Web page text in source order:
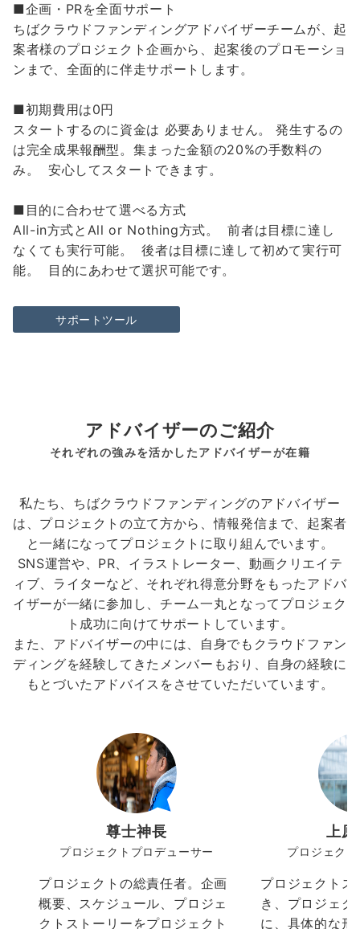
■企画・PRを全面サポート
ちばクラウドファンディングアドバイザーチームが、起
案者様のプロジェクト企画から、起案後のプロモーショ
ンまで、全面的に伴走サポートします。
■初期費用は0円
スタートするのに資金は 必要ありません。 発生するの
は完全成果報酬型。集まった金額の20%の手数料の
み。 安心してスタートできます。
■目的に合わせて選べる方式
All-in方式とAll or Nothing方式。 前者は目標に達し
なくても実行可能。 後者は目標に達して初めて実行可
能。 目的にあわせて選択可能です。
サポートツール
アドバイザーのご紹介
それぞれの強みを活かしたアドバイザーが在籍
私たち、ちばクラウドファンディングのアドバイザー
は、プロジェクトの立て方から、情報発信まで、起案者
と一緒になってプロジェクトに取り組んでいます。
SNS運営や、PR、イラストレーター、動画クリエイテ
ィブ、ライターなど、それぞれ得意分野をもったアドバ
イザーが一緒に参加し、チーム一丸となってプロジェク
ト成功に向けてサポートしています。
また、アドバイザーの中には、自身でもクラウドファン
ディングを経験してきたメンバーもおり、自身の経験に
もとづいたアドバイスをさせていただいています。
尊士神長
プロジェクトプロデューサー
プロジェクトの総責任者。企画
概要、スケジュール、プロジェ
クトストーリーをプロジェクト
上
プロジェク
プロジェクト
き、プロジェ
に、具体的な